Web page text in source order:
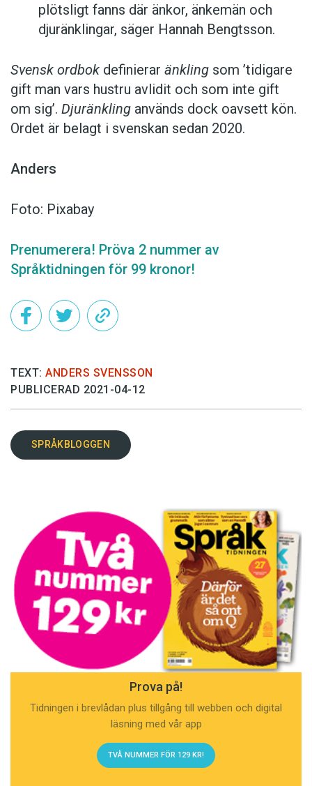
plötsligt fanns där änkor, änkemän och
djuränklingar, säger Hannah Bengtsson.
Svensk ordbok definierar änkling som ’tidigare
gift man vars hustru av­lidit och som inte gift
om sig’. Djuränkling används dock oavsett kön.
Ordet är belagt i svenskan sedan 2020.
Anders
Foto: Pixabay
Prenumerera! Pröva 2 nummer av
Språktidningen för 99 kronor!
TEXT: ANDERS SVENSSON
PUBLICERAD 2021-04-12
SPRÅKBLOGGEN
Prova på!
Tidningen i brevlådan plus tillgång till webben och digital
läsning med vår app
TVÅ NUMMER FÖR 129 KR!